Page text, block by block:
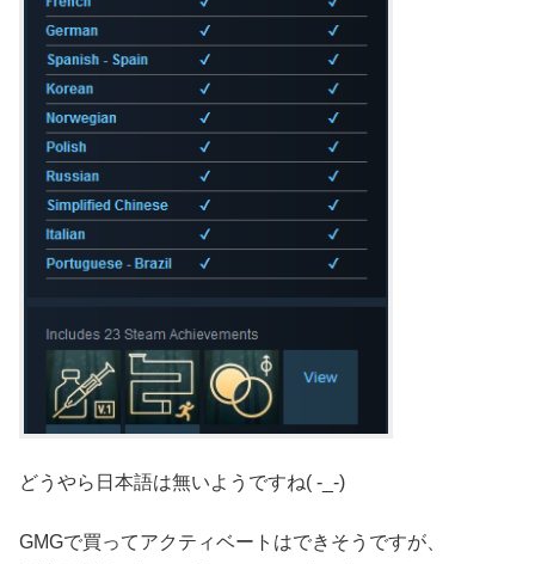
どうやら日本語は無いようですね( -_-)
GMGで買ってアクティベートはできそうですが、